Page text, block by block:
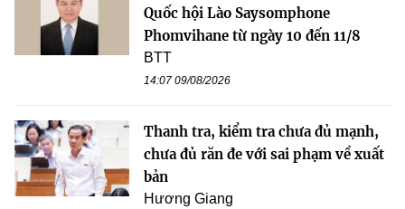
Quốc hội Lào Saysomphone
Phomvihane từ ngày 10 đến 11/8
BTT
14:07 09/08/2026
Thanh tra, kiểm tra chưa đủ mạnh,
chưa đủ răn đe với sai phạm về xuất
bản
Hương Giang